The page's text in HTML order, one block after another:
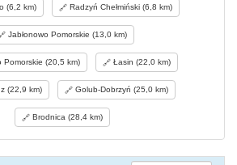
(6,2 km) Radzyń Chełmiński (6,8 km)
Jabłonowo Pomorskie (13,0 km)
Pomorskie (20,5 km) Łasin (22,0 km)
(22,9 km) Golub-Dobrzyń (25,0 km)
Brodnica (28,4 km)